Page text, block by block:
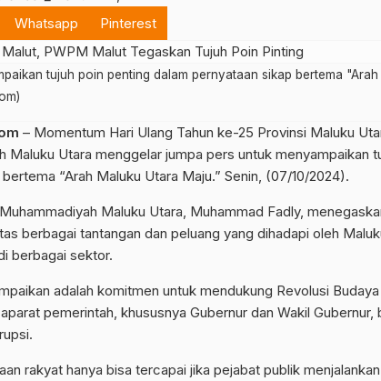
Whatsapp Pinterest
tujuh poin penting dalam pernyataan sikap bertema
– Momentum Hari Ulang Tahun ke-25 Provinsi Maluku
Maluku Utara menggelar jumpa pers untuk menyampaikan
“Arah Maluku Utara Maju.” Senin, (07/10/2024).
Maluku Utara, Muhammad Fadly,
berbagai tantangan dan peluang yang dihadapi oleh
berbagai sektor.
adalah komitmen untuk mendukung Revolusi
pemerintah, khususnya Gubernur dan Wakil
rakyat hanya bisa tercapai jika pejabat publik